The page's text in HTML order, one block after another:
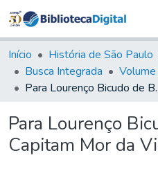
&
Início História de São Paulo
Busca Integrada
Para Lourenço
Para Lourenço
Capitam Mor da